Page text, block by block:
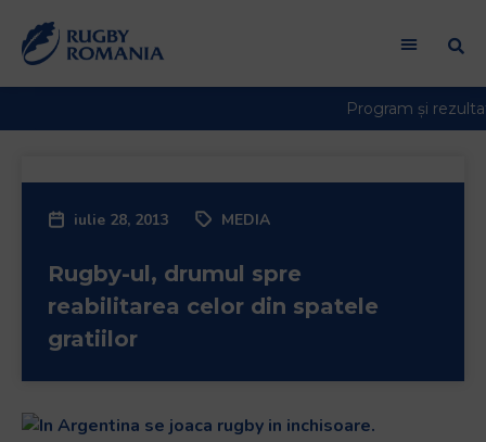
iulie 28, 2013 MEDIA
Rugby-ul, drumul spre
reabilitarea celor din spatele
gratiilor